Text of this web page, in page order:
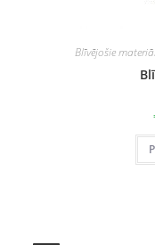
Blīvējošie